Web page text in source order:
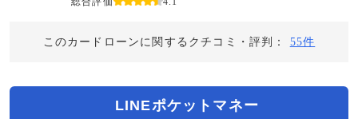
このカードローンに関するクチコミ・評判： 55件
LINEポケットマネー